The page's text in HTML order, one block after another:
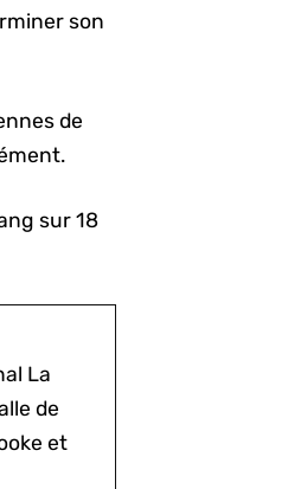
son
de
sur 18
La
de
et